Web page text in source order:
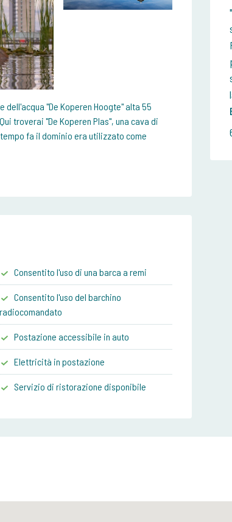
dell'acqua "De Koperen Hoogte" alta 55
troverai "De Koperen Plas", una cava di
fa il dominio era utilizzato come
Consentito l'uso di una barca a remi
Consentito l'uso del barchino
radiocomandato
Postazione accessibile in auto
Elettricità in postazione
Servizio di ristorazione disponibile